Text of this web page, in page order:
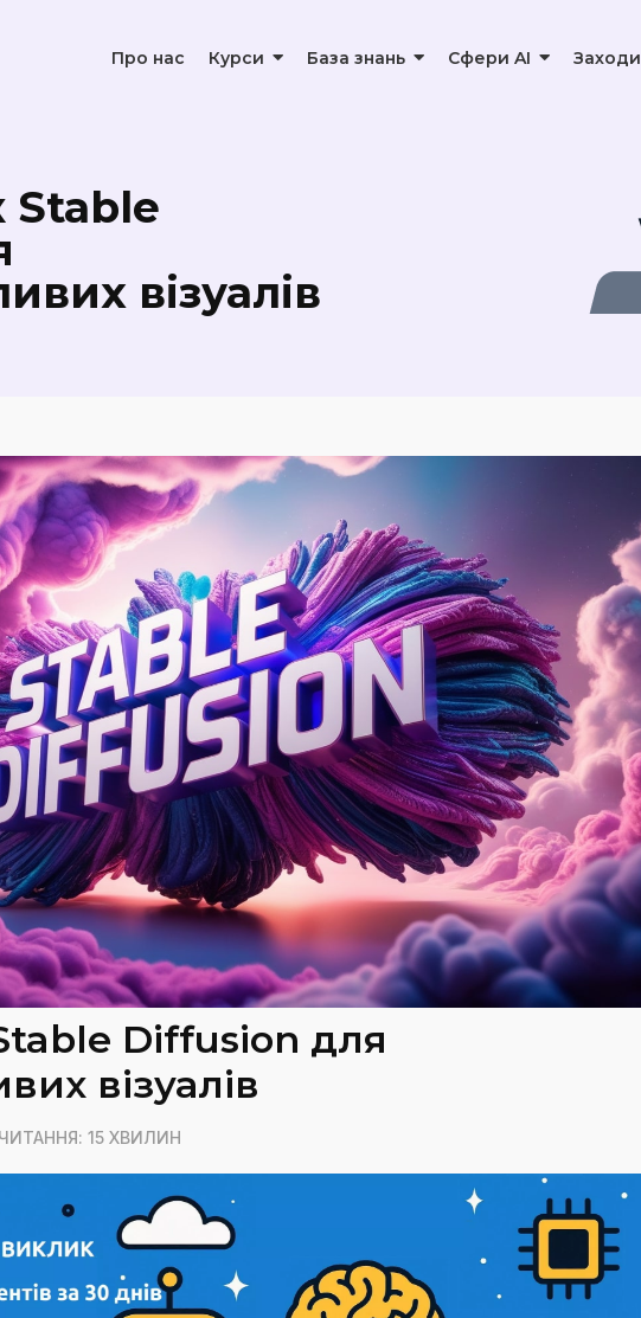
Про нас Курси База знань Сфери AI Заходи
Stable
візуалів
Diffusion для
візуалів
15 ХВИЛИН